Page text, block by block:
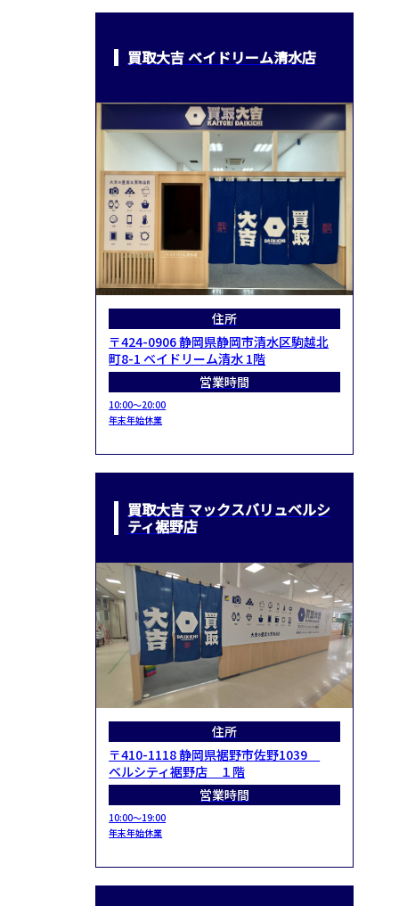
買取大吉 ベイドリーム清水店
住所
〒424-0906 静岡県静岡市清水区駒越北
町8-1 ベイドリーム清水 1階
営業時間
10:00～20:00
年末年始休業
買取大吉 マックスバリュベルシ
ティ裾野店
住所
〒410-1118 静岡県裾野市佐野1039
ベルシティ裾野店 １階
営業時間
10:00～19:00
年末年始休業